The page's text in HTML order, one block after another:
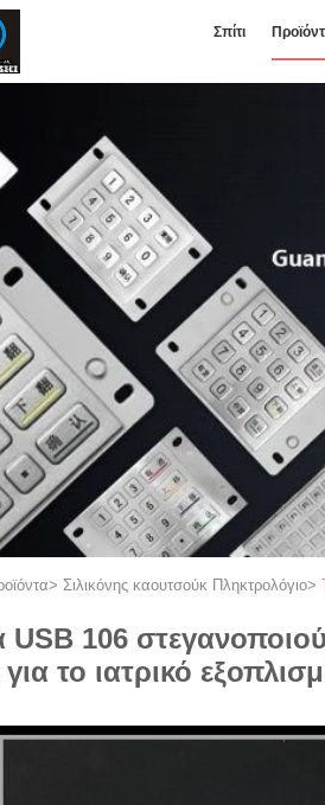
Σπίτι
> Σιλικόνης καουτσούκ Πληκτρολόγιο>
USB 106
για το ιατρικό